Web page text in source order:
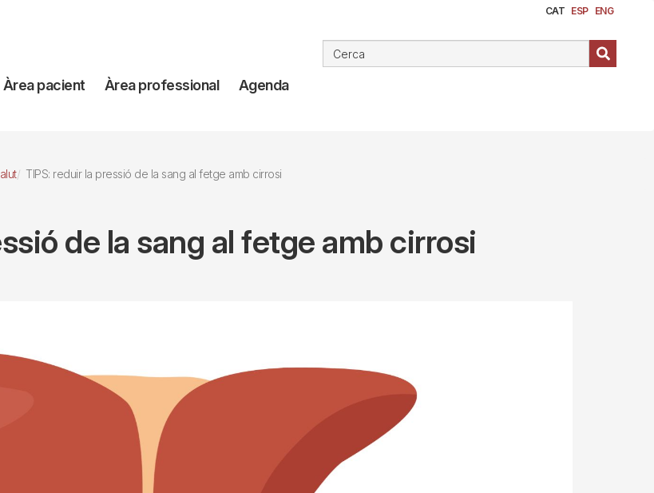
CAT ESP ENG
Àrea pacient Àrea professional Agenda
TIPS: reduir la pressió de la sang al fetge amb cirrosi
de la sang al fetge amb cirrosi